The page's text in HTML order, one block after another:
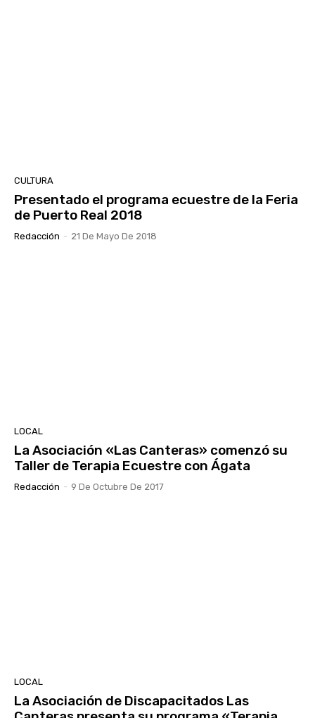
CULTURA
Presentado el programa ecuestre de la Feria
de Puerto Real 2018
Redacción - 21 De Mayo De 2018
LOCAL
La Asociación «Las Canteras» comenzó su
Taller de Terapia Ecuestre con Ágata
Redacción - 9 De Octubre De 2017
LOCAL
La Asociación de Discapacitados Las